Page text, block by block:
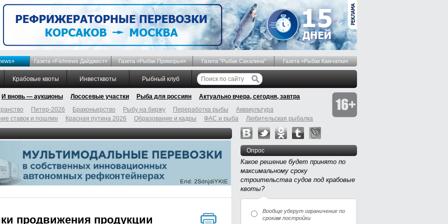
Газета «Fishnews Дайджест» Газета «Рыбак Приморья» Газета "Рыбак Сахалина" Газета «Рыбак Камчатки»
Крабовые квоты Инвестквоты Рыбный клуб
И вновь — аукционы Лососевые участки Рыба для россиян
Актуально вчера, сегодня, завтра
Питер-2026 Браконьерство Рыбу на биржу Переработка рыбы
Аквакультура
ставок и пошлин Красная путина 2026 Образование и кадры ФАС и рыба Любительская рыбалка
продвижения продукции
Опрос
Какое решение будет принято по
максимальному сроку
строительства судов под крабовые
квоты?
Вообще уберут ограничение по
срокам постройки